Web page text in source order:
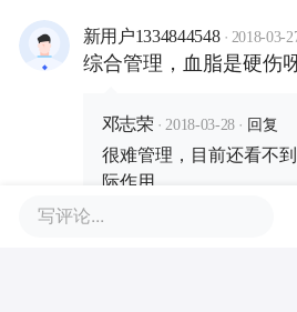
新用户1334844548 · 2018-03-
综合管理，血脂是硬伤
邓志荣 · 2018-03-28 · 回复
很难管理，目前还看不
际作用。
写评论...